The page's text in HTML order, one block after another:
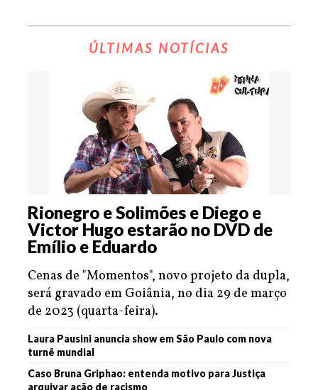
ÚLTIMAS NOTÍCIAS
Rionegro e Solimões e Diego e
Victor Hugo estarão no DVD de
Emílio e Eduardo
Cenas de "Momentos", novo projeto da dupla,
será gravado em Goiânia, no dia 29 de março
de 2023 (quarta-feira).
Laura Pausini anuncia show em São Paulo com nova
turnê mundial
Caso Bruna Griphao: entenda motivo para Justiça
arquivar ação de racismo